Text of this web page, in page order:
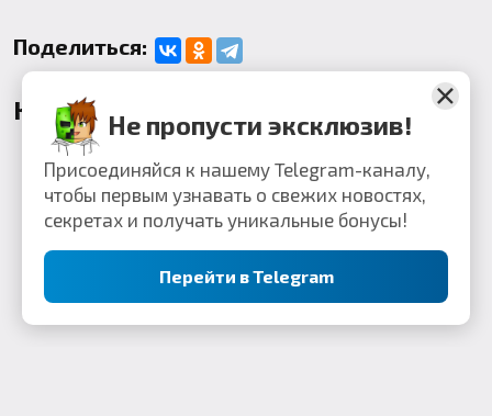
Поделиться:
КомментарииНе пропусти эксклюзив!
Присоединяйся к нашему Telegram-каналу,
чтобы первым узнавать о свежих новостях,
секретах и получать уникальные бонусы!
Перейти в Telegram